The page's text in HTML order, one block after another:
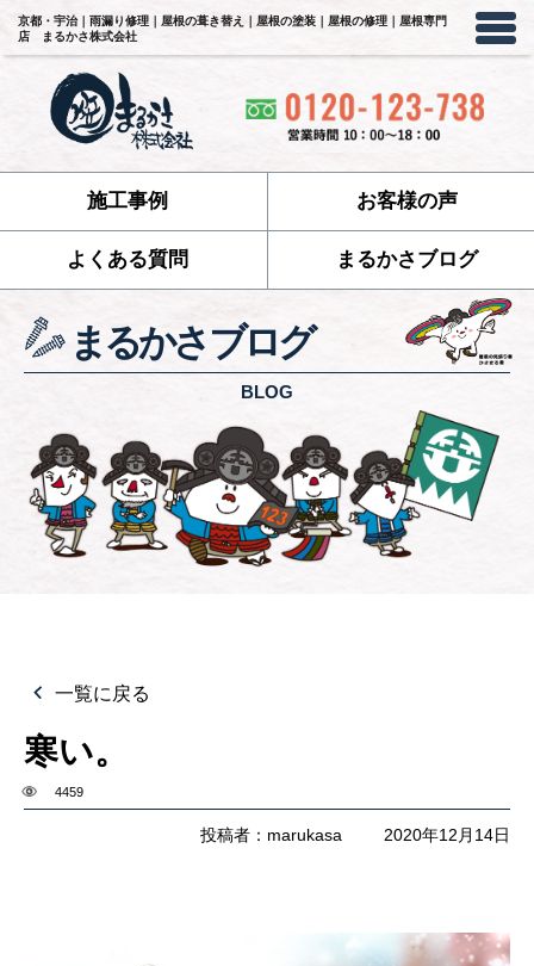
京都・宇治｜雨漏り修理｜屋根の葺き替え｜屋根の塗装｜屋根の修理｜屋根専門
店 まるかさ株式会社
施工事例 お客様の声
よくある質問 まるかさブログ
まるかさブログ
BLOG
一覧に戻る
寒い。
4459
投稿者：marukasa 2020年12月14日